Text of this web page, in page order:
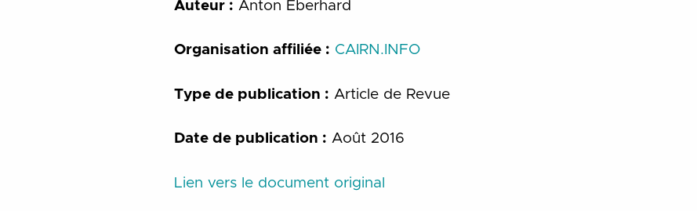
Auteur : Anton Eberhard
Organisation affiliée : CAIRN.INFO
Type de publication : Article de Revue
Date de publication : Août 2016
Lien vers le document original